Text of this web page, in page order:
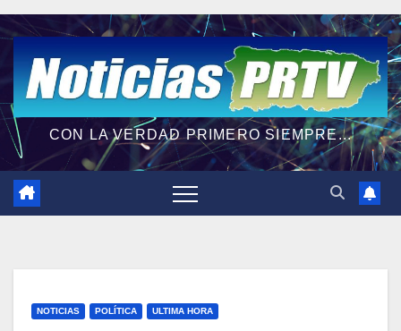
CON LA VERDAD PRIMERO SIEMPRE...
NOTICIAS POLÍTICA ULTIMA HORA